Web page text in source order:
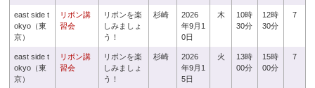
east side t
okyo（東
京）
リボン講
習会
リボンを楽
しみましょ
う！
杉崎
2026
年9月1
0日
木
10時
30分
12時
30分
7
east side t
okyo（東
京）
リボン講
習会
リボンを楽
しみましょ
う！
杉崎
2026
年9月1
5日
火
13時
00分
15時
00分
7